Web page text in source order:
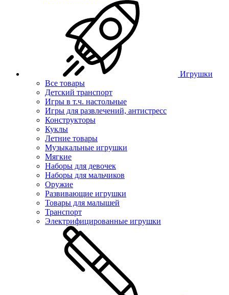
Игрушки
Все товары
Детский транспорт
Игры в т.ч. настольные
Игры для развлечений, антистресс
Конструкторы
Куклы
Летние товары
Музыкальные игрушки
Мягкие
Наборы для девочек
Наборы для мальчиков
Оружие
Развивающие игрушки
Товары для малышей
Транспорт
Электрифицированные игрушки